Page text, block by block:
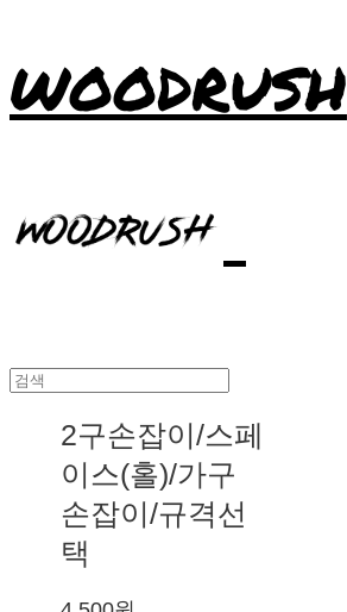
WOODRUSH
2구손잡이/스페
이스(홀)/가구
손잡이/규격선
택